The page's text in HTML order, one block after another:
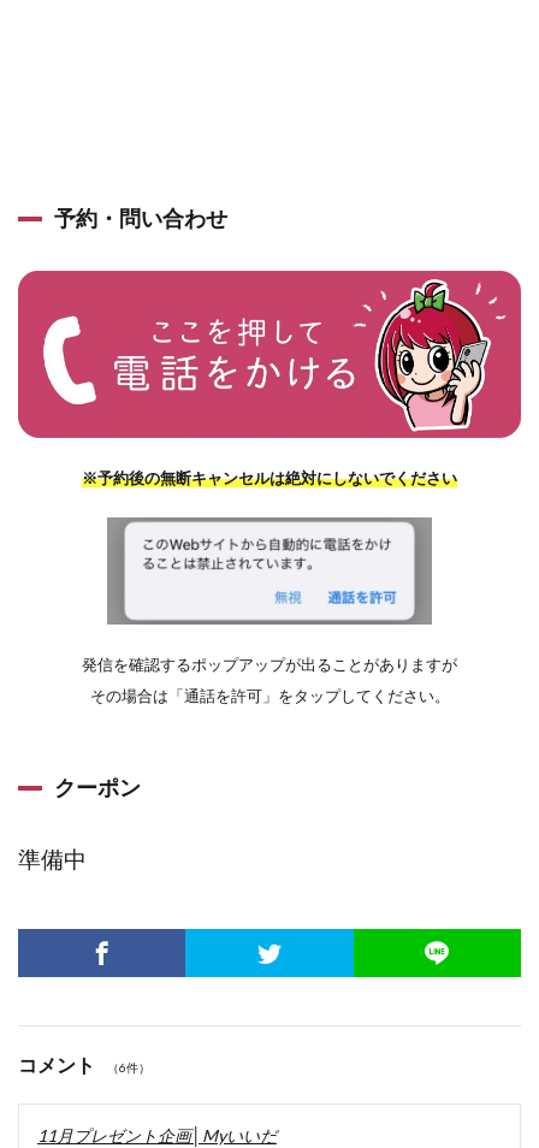
予約・問い合わせ
※予約後の無断キャンセルは絶対にしないでください
発信を確認するポップアップが出ることがありますが
その場合は「通話を許可」をタップしてください。
クーポン
準備中
コメント （6件）
11月プレゼント企画│Myいいだ